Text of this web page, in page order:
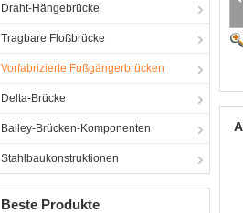
Draht-Hängebrücke
Tragbare Floßbrücke
Vorfabrizierte Fußgängerbrücken
Delta-Brücke
Bailey-Brücken-Komponenten
Stahlbaukonstruktionen
Beste Produkte